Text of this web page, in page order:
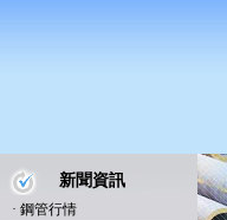
新聞資訊
· 鋼管行情